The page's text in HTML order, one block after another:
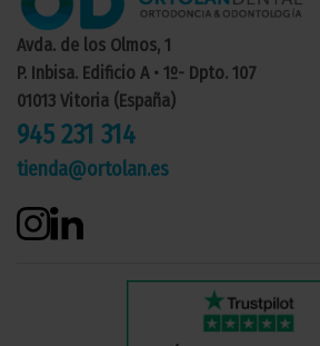
Avda. de los Olmos, 1
P. Inbisa. Edificio A • 1º- Dpto. 107
01013 Vitoria (España)
945 231 314
tienda@ortolan.es